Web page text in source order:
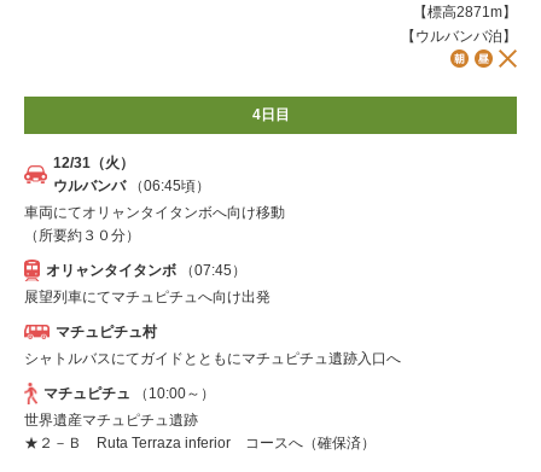
【標高2871m】
【ウルバンバ泊】
4日目
12/31（火）
ウルバンバ
（06:45頃）
車両にてオリャンタイタンボへ向け移動
（所要約３０分）
オリャンタイタンボ
（07:45）
展望列車にてマチュピチュへ向け出発
マチュピチュ村
シャトルバスにてガイドとともにマチュピチュ遺跡入口へ
マチュピチュ
（10:00～）
世界遺産マチュピチュ遺跡
★２－Ｂ Ruta Terraza inferior コースへ（確保済）